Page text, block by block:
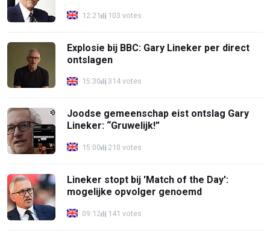
12:21 103 votes
Explosie bij BBC: Gary Lineker per direct
ontslagen
15:30 314 votes
Joodse gemeenschap eist ontslag Gary
Lineker: “Gruwelijk!”
15:00 210 votes
Lineker stopt bij 'Match of the Day':
mogelijke opvolger genoemd
09:12 141 votes